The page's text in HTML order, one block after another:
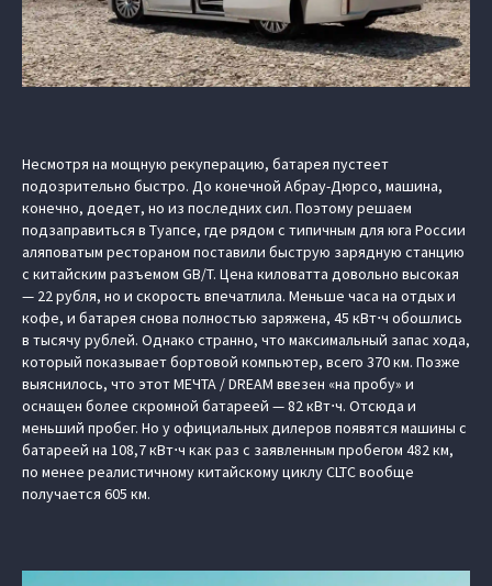
Несмотря на мощную рекуперацию, батарея пустеет
подозрительно быстро. До конечной Абрау-Дюрсо, машина,
конечно, доедет, но из последних сил. Поэтому решаем
подзаправиться в Туапсе, где рядом с типичным для юга России
аляповатым рестораном поставили быструю зарядную станцию
с китайским разъемом GB/T. Цена киловатта довольно высокая
— 22 рубля, но и скорость впечатлила. Меньше часа на отдых и
кофе, и батарея снова полностью заряжена, 45 кВт⋅ч обошлись
в тысячу рублей. Однако странно, что максимальный запас хода,
который показывает бортовой компьютер, всего 370 км. Позже
выяснилось, что этот МЕЧТА / DREAM ввезен «на пробу» и
оснащен более скромной батареей — 82 кВт⋅ч. Отсюда и
меньший пробег. Но у официальных дилеров появятся машины с
батареей на 108,7 кВт⋅ч как раз с заявленным пробегом 482 км,
по менее реалистичному китайскому циклу CLTC вообще
получается 605 км.